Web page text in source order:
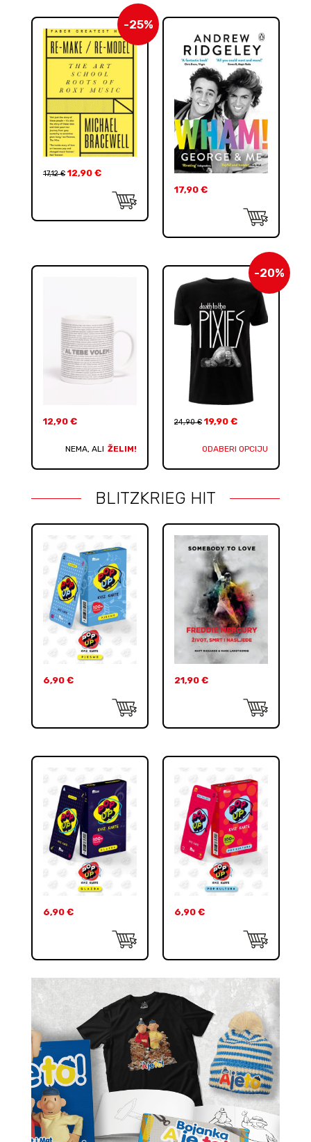
-25%
17,12€ 12,90 €
17,90 €
12,90 €
NEMA, ALI ŽELIM!
-20%
24,90€ 19,90 €
ODABERI OPCIJU
BLITZKRIEG HIT
6,90 € 21,90 €
6,90 € 6,90 €